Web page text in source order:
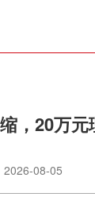
，20万
2026-08-05